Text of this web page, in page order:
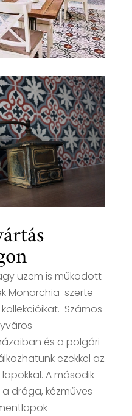
üzem is működött
Monarchia-szerte
Számos
és a polgári
ezekkel az
A második
drága, kézműves